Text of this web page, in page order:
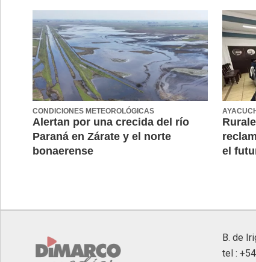
CONDICIONES METEOROLÓGICAS
Alertan por una crecida del río
Paraná en Zárate y el norte
bonaerense
el
B. de
tel :